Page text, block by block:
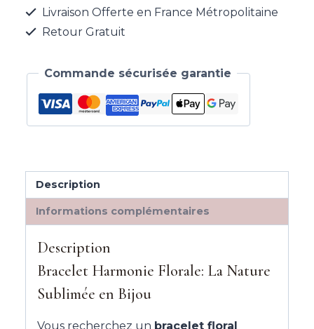
Livraison Offerte en France Métropolitaine
Retour Gratuit
Commande sécurisée garantie
Description
Informations complémentaires
Description
Bracelet Harmonie Florale: La Nature
Sublimée en Bijou
Vous recherchez un bracelet floral